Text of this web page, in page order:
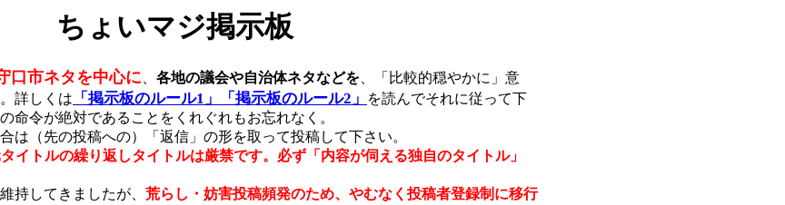
ちょいマジ掲示板
口市ネタを中心に、 各地の議会や自治体ネタなどを、「比較的穏やかに」意
詳しくは
「掲示板のルール1」 「掲示板のルール2」
を読んでそれに従って下
令が絶対であることをくれぐれもお忘れなく。
は（先の投稿への）「返信」の形を取って投稿して下さい。
イトルの繰り返しタイトルは厳禁です。必ず「内容が伺える独自のタイトル」
持してきましたが、 荒らし・妨害投稿頻発のため、やむなく投稿者登録制に移行